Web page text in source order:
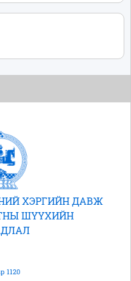
ХЭРГИЙН ДАВЖ
ШҮҮХИЙН
1120